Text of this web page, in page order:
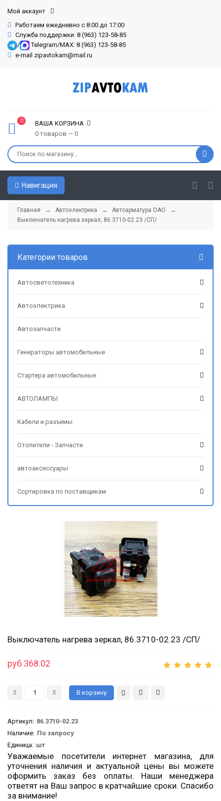
Мой аккаунт
Работаем ежедневно с 8:00 до 17:00
Служба поддержки: 8 (963) 123-58-85
/
Telegram/MAX: 8 (963) 123-58-85
e-mail zipavtokam@mail.ru
0
ВАША КОРЗИНА
0 товаров — 0
Навигация
Главная → Автоэлектрика → Автоарматура ОАО
→
Выключатель нагрева зеркал, 86.3710-02.23 /СП/
Категории товаров
Автосветотехника
Автоэлектрика
Автозапчасти
Генераторы автомобильные
Стартера автомобильные
АВТОЛАМПЫ
Кабели и разъемы
Отопители - Запчасти
автоаксессуары
Сортировка по поставщикам
Выключатель нагрева зеркал, 86.3710-02.23 /СП/
руб 368.02
Артикул: 86.3710-02.23
Наличие: По запросу
Единица: шт
Уважаемые посетители интернет магазина, для
уточнения наличия и актуальной цены вы можете
оформить заказ без оплаты. Наши менеджера
ответят на Ваш запрос в кратчайшие сроки. Спасибо
за внимание!